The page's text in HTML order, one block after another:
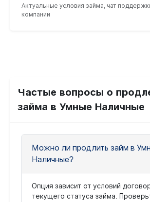
Актуальные условия займа, чат
компании
Частые вопросы о
займа в Умные Наличные
Можно ли продлить займ в
Наличные?
Опция зависит от условий
текущего статуса займа.